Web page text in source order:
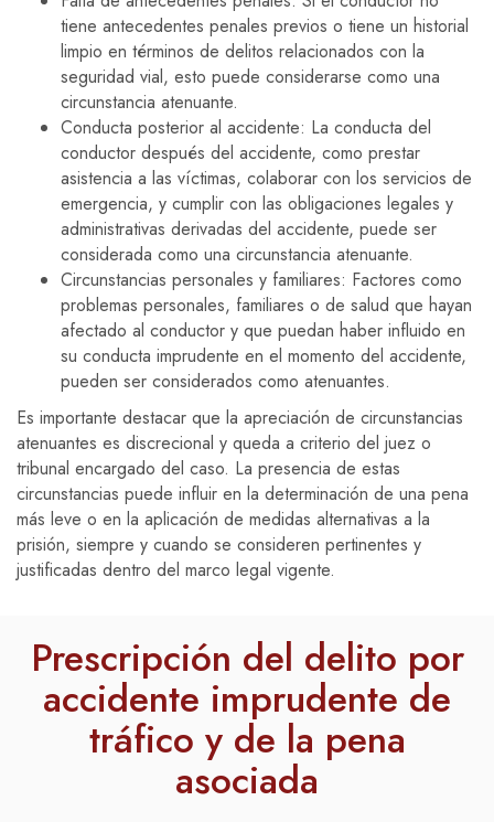
tiene antecedentes penales previos o tiene un historial
limpio en términos de delitos relacionados con la
seguridad vial, esto puede considerarse como una
circunstancia atenuante.
Conducta posterior al accidente: La conducta del
conductor después del accidente, como prestar
asistencia a las víctimas, colaborar con los servicios de
emergencia, y cumplir con las obligaciones legales y
administrativas derivadas del accidente, puede ser
considerada como una circunstancia atenuante.
Circunstancias personales y familiares: Factores como
problemas personales, familiares o de salud que hayan
afectado al conductor y que puedan haber influido en
su conducta imprudente en el momento del accidente,
pueden ser considerados como atenuantes.
Es importante destacar que la apreciación de circunstancias
atenuantes es discrecional y queda a criterio del juez o
tribunal encargado del caso. La presencia de estas
circunstancias puede influir en la determinación de una pena
más leve o en la aplicación de medidas alternativas a la
prisión, siempre y cuando se consideren pertinentes y
justificadas dentro del marco legal vigente.
Prescripción del delito por
accidente imprudente de
tráfico y de la pena
asociada